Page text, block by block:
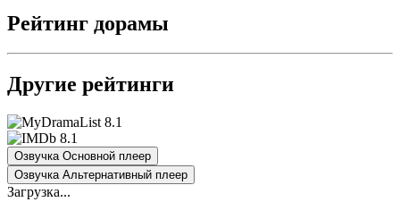
Рейтинг дорамы
Другие рейтинги
8.1
8.1
Озвучка Основной плеер
Озвучка Альтернативный плеер
Загрузка...